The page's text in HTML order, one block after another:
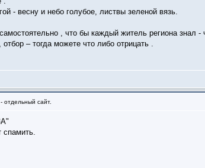
- весну и небо голубое, листвы зеленой вязь.
, что бы каждый житель региона знал
– тогда можете что либо отрицать .
отдельный сайт.
спамить.